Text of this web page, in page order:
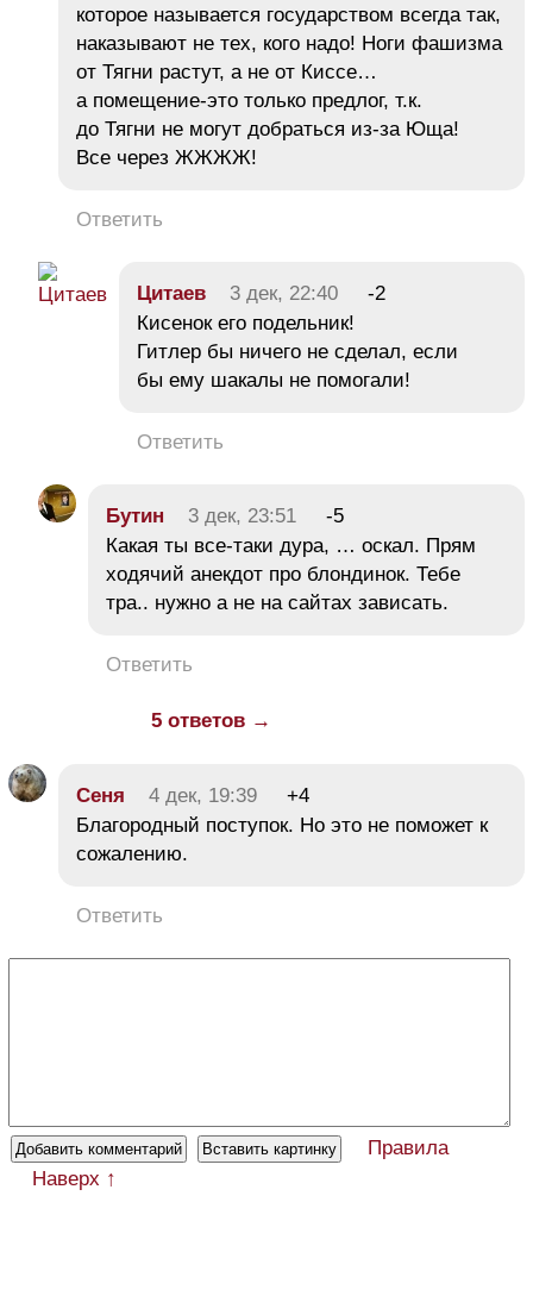
которое называется государством всегда так,
наказывают не тех, кого надо! Ноги фашизма
от Тягни растут, а не от Киссе…
а помещение-это только предлог, т.к.
до Тягни не могут добраться из-за Юща!
Все через ЖЖЖЖ!
Ответить
Цитаев 3 дек, 22:40
-2
Кисенок его подельник!
Гитлер бы ничего не сделал, если
бы ему шакалы не помогали!
Ответить
Бутин 3 дек, 23:51
-5
Какая ты все-таки дура, … оскал. Прям
ходячий анекдот про блондинок. Тебе
тра.. нужно а не на сайтах зависать.
Ответить
5 ответов →
Cеня 4 дек, 19:39
+4
Благородный поступок. Но это не поможет к
сожалению.
Ответить
Правила
Наверх ↑